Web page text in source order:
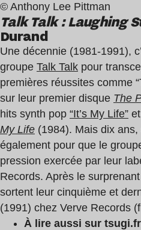
© Anthony Lee Pittman
Talk Talk : Laughing
Durand
Une décennie (1981-1991),
groupe Talk Talk pour
premières réussites comme
sur leur premier disque The
hits synth pop “It’s My Life” et
My Life (1984). Mais dix ans,
également pour que le
pression exercée par leur
Records. Après le surprenant
sortent leur cinquième et
(1991) chez Verve Records
À lire aussi sur